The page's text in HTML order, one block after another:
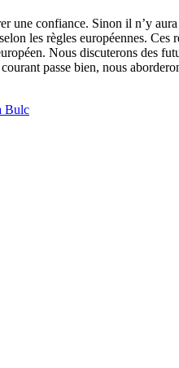
une confiance. Sinon il n’y
les règles européennes.
Nous discuterons des
passe bien, nous
Bulc